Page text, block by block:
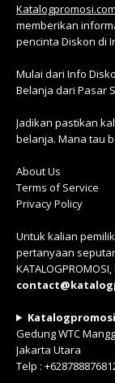
Katalogpromosi.com
memberikan
pencinta Diskon di
Mulai dari Info
Belanja dari Pasar
Jadikan pastikan
belanja. Mana tau
About Us
Terms of Service
Privacy Policy
Untuk kalian
pertanyaan
Gedung WTC
Jakarta Utara
Telp :